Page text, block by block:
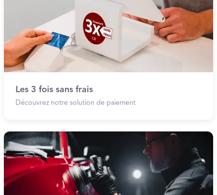
Les 3 fois sans frais
Découvrez notre solution de paiement